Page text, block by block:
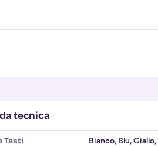
tecnica
Tasti Bianco, Blu,Giallo,